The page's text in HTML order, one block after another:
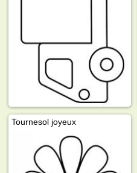
Tournesol joyeux